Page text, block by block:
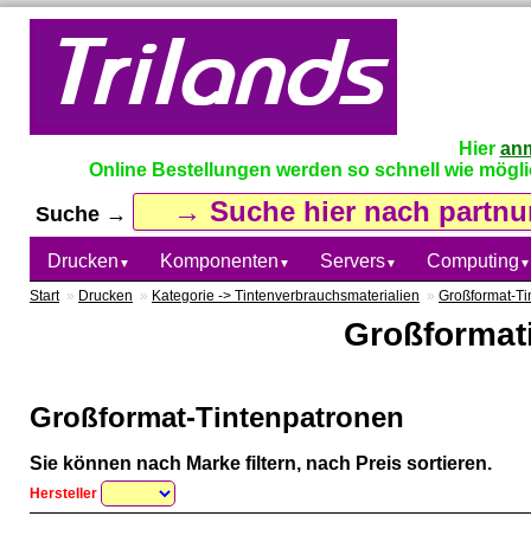
Hier
Online Bestellungen werden so schnell wie
Suche →
Drucken ▼ Komponenten ▼ Servers▼ Computing ▼
Start» Drucken » Kategorie -> Tintenverbrauchsmaterialien » Großformat-
Großformat-Tintenpatronen
Sie können nach Marke filtern, nach Preis sortieren.
Hersteller